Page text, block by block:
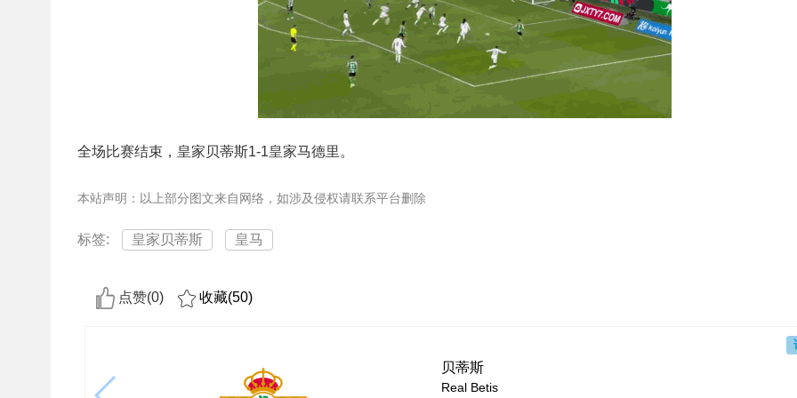
全场比赛结束，皇家贝蒂斯1-1皇家马德里。
本站声明：以上部分图文来自网络，如涉及侵权请联系平台删除
标签: 皇家贝蒂斯 皇马
点赞(0) 收藏(50)
贝蒂斯
Real Betis